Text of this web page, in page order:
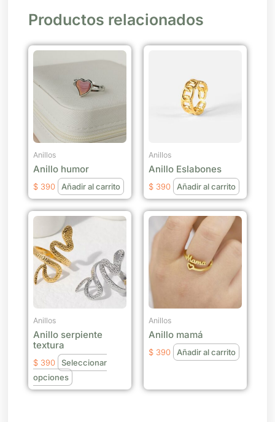
Productos relacionados
Anillos
Anillo humor
$ 390 Añadir al carrito
Anillos
Anillo Eslabones
$ 390 Añadir al carrito
Anillos
Anillo serpiente
textura
$ 390
Seleccionar
opciones
Este
producto
tiene
múltiples
variantes.
Las
opciones
pueden
en
página
Anillos
Anillo mamá
$ 390 Añadir al carrito